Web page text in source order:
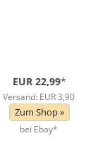
EUR 22,99*
Versand: EUR 3,90
Zum Shop »
bei Ebay*